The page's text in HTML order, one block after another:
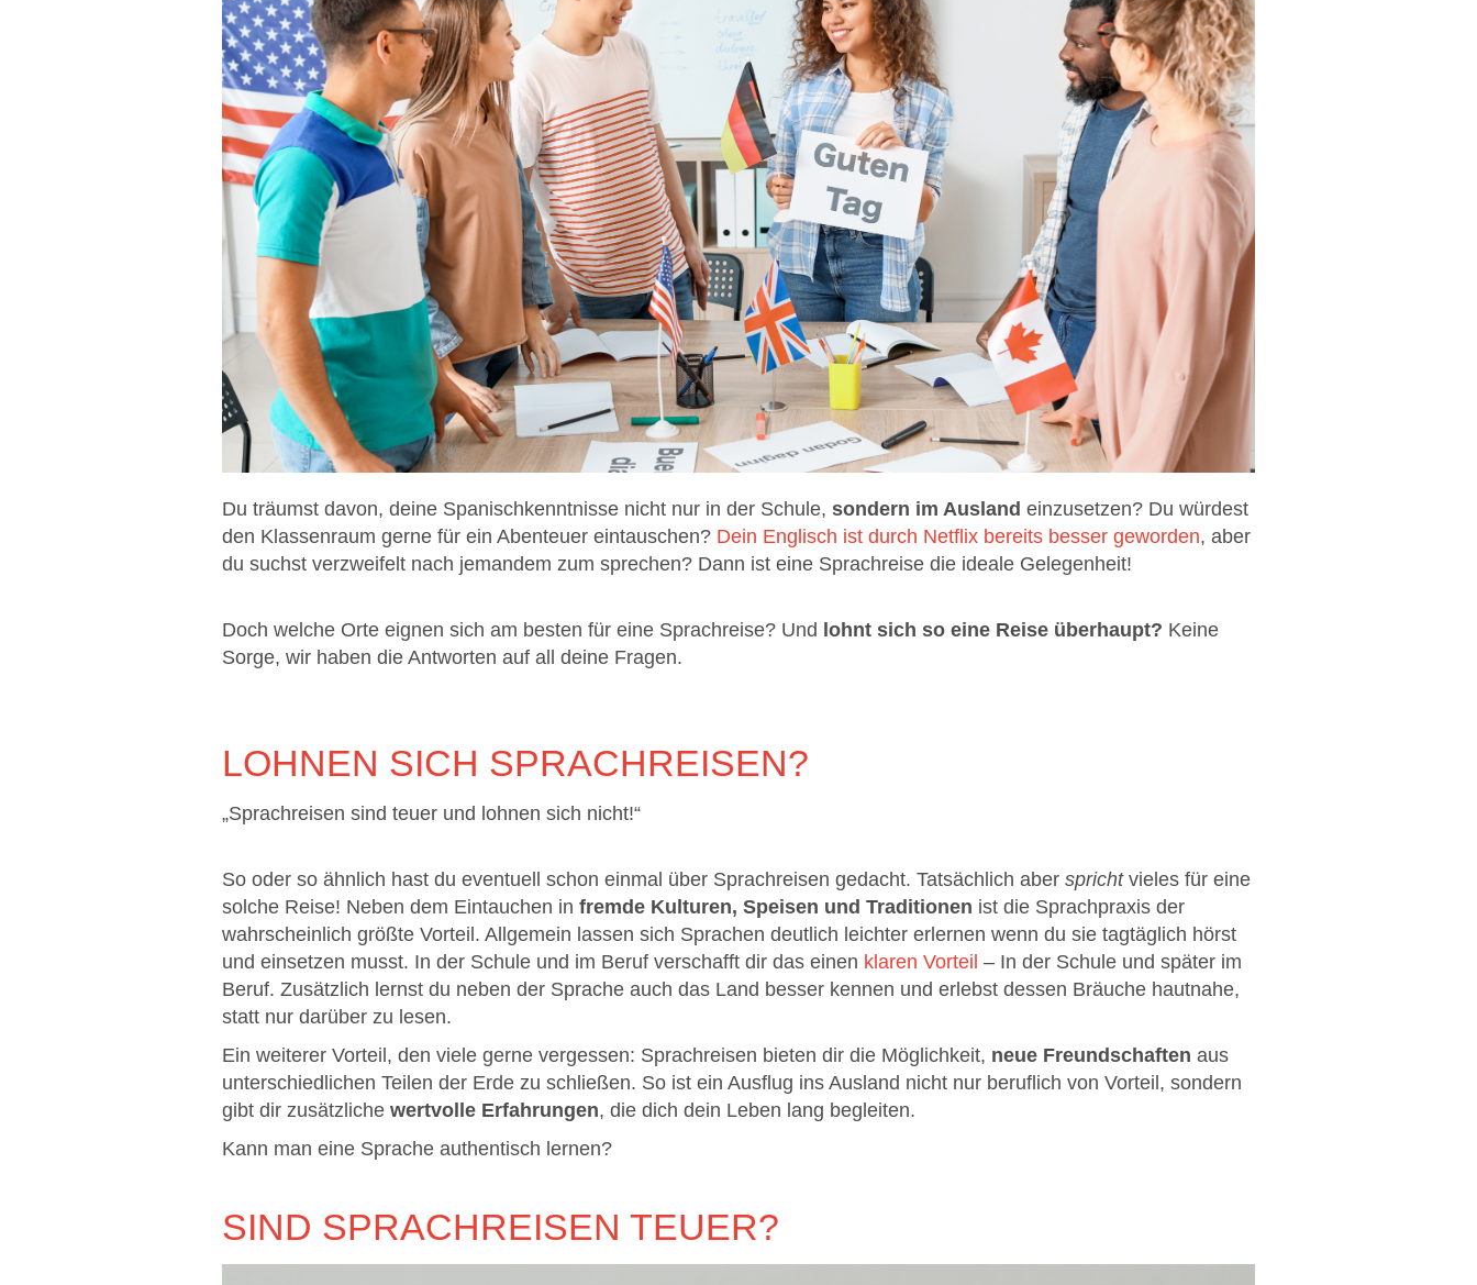
Du träumst davon, deine Spanischkenntnisse nicht nur in der Schule, sondern im Ausland einzusetzen? Du würdest
den Klassenraum gerne für ein Abenteuer eintauschen? Dein Englisch ist durch Netflix bereits besser geworden, aber
du suchst verzweifelt nach jemandem zum sprechen? Dann ist eine Sprachreise die ideale Gelegenheit!
Doch welche Orte eignen sich am besten für eine Sprachreise? Und lohnt sich so eine Reise überhaupt? Keine
Sorge, wir haben die Antworten auf all deine Fragen.
LOHNEN SICH SPRACHREISEN?
„Sprachreisen sind teuer und lohnen sich nicht!“
So oder so ähnlich hast du eventuell schon einmal über Sprachreisen gedacht. Tatsächlich aber sprichtvieles für eine
solche Reise! Neben dem Eintauchen in fremde Kulturen, Speisen und Traditionen ist die Sprachpraxis der
wahrscheinlich größte Vorteil. Allgemein lassen sich Sprachen deutlich leichter erlernen wenn du sie tagtäglich hörst
und einsetzen musst. In der Schule und im Beruf verschafft dir das einen klaren Vorteil – In der Schule und später im
Beruf. Zusätzlich lernst du neben der Sprache auch das Land besser kennen und erlebst dessen Bräuche hautnahe,
statt nur darüber zu lesen.
Ein weiterer Vorteil, den viele gerne vergessen: Sprachreisen bieten dir die Möglichkeit, neue Freundschaften aus
unterschiedlichen Teilen der Erde zu schließen. So ist ein Ausflug ins Ausland nicht nur beruflich von Vorteil, sondern
gibt dir zusätzliche wertvolle Erfahrungen, die dich dein Leben lang begleiten.
Kann man eine Sprache authentisch lernen?
SIND SPRACHREISEN TEUER?